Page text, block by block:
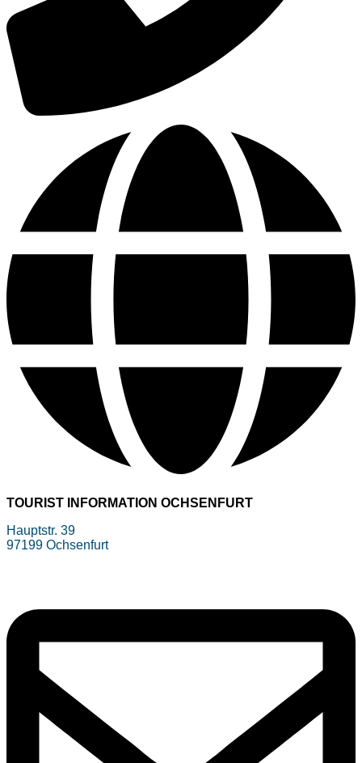
TOURIST INFORMATION OCHSENFURT
Hauptstr. 39
97199 Ochsenfurt